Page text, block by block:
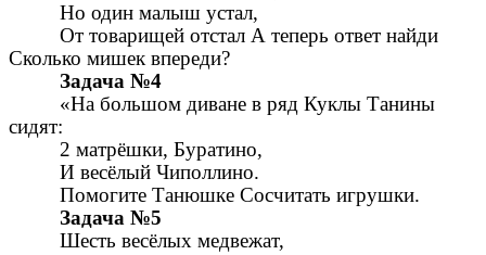
Но один малыш устал,
От товарищей отстал А теперь ответ найди
Сколько мишек впереди?
Задача №4
«На большом диване в ряд Куклы Танины
сидят:
2 матрёшки, Буратино,
И весёлый Чиполлино.
Помогите Танюшке Сосчитать игрушки.
Задача №5
Шесть весёлых медвежат,